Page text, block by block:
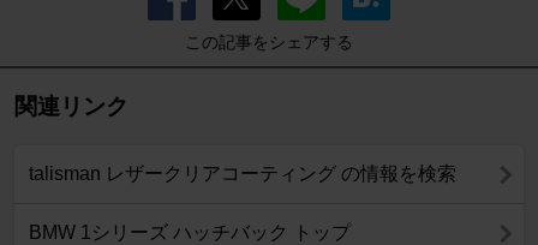
この記事をシェアする
関連リンク
talisman レザークリアコーティング の情報を検索
BMW 1シリーズ ハッチバック トップ